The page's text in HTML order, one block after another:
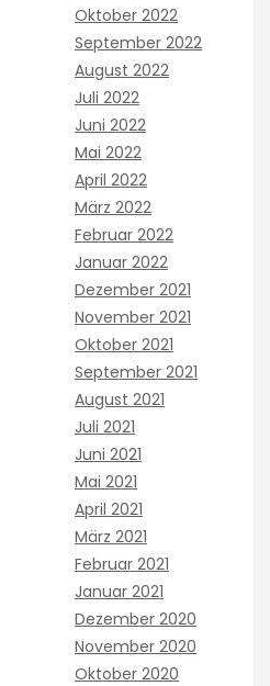
Oktober 2022
September 2022
August 2022
Juli 2022
Juni 2022
Mai 2022
April 2022
März 2022
Februar 2022
Januar 2022
Dezember 2021
November 2021
Oktober 2021
September 2021
August 2021
Juli 2021
Juni 2021
Mai 2021
April 2021
März 2021
Februar 2021
Januar 2021
Dezember 2020
November 2020
Oktober 2020